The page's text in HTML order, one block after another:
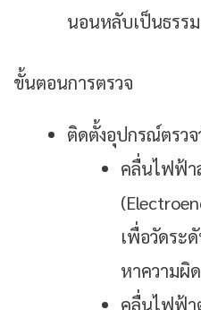
นอนหลับเป็นธรร
ขั้นตอนการตรวจ
ติดตั้งอุปกรณ์ตรวจ
คลื่นไฟฟ้า
เพื่อวัดระ
หาความผิ
คลื่นไฟฟ้า